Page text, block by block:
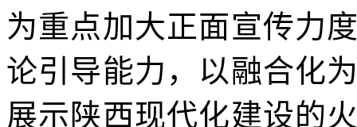
为重点加大正面宣传力
论引导能力，以融合化
展示陕西现代化建设的